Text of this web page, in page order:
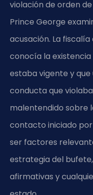
violación de orden
Prince George
acusación. La
conocía la
estaba vigente y
conducta que
malentendido sobre
contacto iniciado
ser factores
estrategia del
afirmativas y